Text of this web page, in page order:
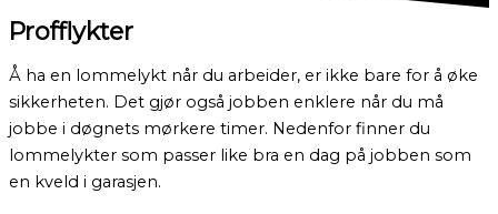
Profflykter
Å ha en lommelykt når du arbeider, er ikke bare for å øke
sikkerheten. Det gjør også jobben enklere når du må
jobbe i døgnets mørkere timer. Nedenfor finner du
lommelykter som passer like bra en dag på jobben som
en kveld i garasjen.